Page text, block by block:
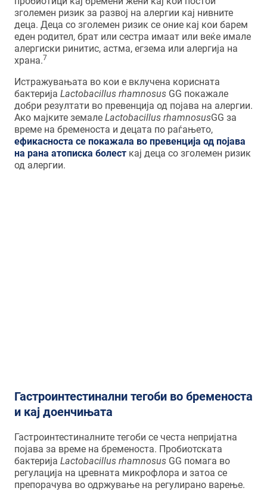
зголемен ризик за развој на алергии кај нивните
деца. Деца со зголемен ризик се оние кај кои барем
еден родител, брат или сестра имаат или веќе имале
алергиски ринитис, астма, егзема или алергија на
храна.7
Истражувањата во кои е вклучена корисната
бактерија Lactobacillus rhamnosusGG покажале
добри резултати во превенција од појава на алергии.
Ако мајките земале Lactobacillus rhamnosusGG за
време на бременоста и децата по раѓањето,
ефикасноста се покажала во превенција од појава
на рана атописка болесткај деца со зголемен ризик
од алергии.
Гастроинтестинални тегоби во бременоста
и кај доенчињата
Гастроинтестиналните тегоби се честа непријатна
појава за време на бременоста. Пробиотската
бактерија Lactobacillus rhamnosusGG помага во
регулација на цревната микрофлора и затоа се
препорачува во одржување на регулирано варење.